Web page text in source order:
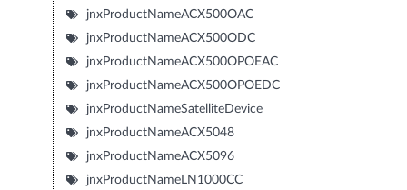
jnxProductNameACX500OAC
jnxProductNameACX500ODC
jnxProductNameACX500OPOEAC
jnxProductNameACX500OPOEDC
jnxProductNameSatelliteDevice
jnxProductNameACX5048
jnxProductNameACX5096
jnxProductNameLN1000CC